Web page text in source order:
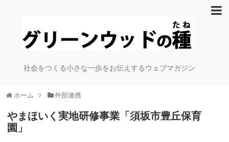
社会をつくる小さな一歩をお伝えするウェブマガジン
ホーム 外部連携
やまほいく実地研修事業「須坂市豊丘保育
園」